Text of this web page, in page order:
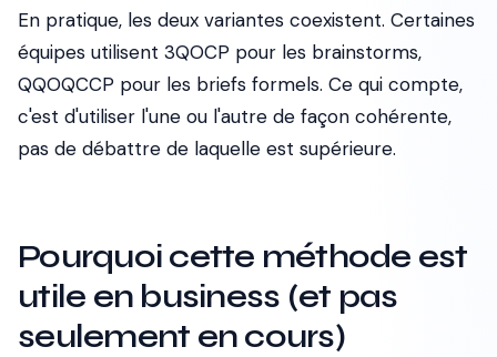
En pratique, les deux variantes coexistent. Certaines
équipes utilisent 3QOCP pour les brainstorms,
QQOQCCP pour les briefs formels. Ce qui compte,
c'est d'utiliser l'une ou l'autre de façon cohérente,
pas de débattre de laquelle est supérieure.
Pourquoi cette méthode est
utile en business (et pas
seulement en cours)